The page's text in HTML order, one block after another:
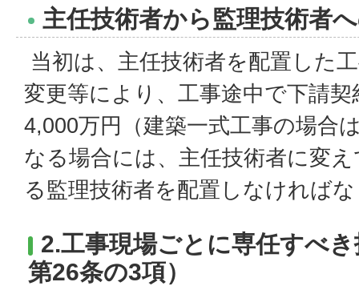
主任技術者から監理技術者
当初は、主任技術者を配置した
変更等により、工事途中で下請
4,000万円（建築一式工事の場合
なる場合には、主任技術者に変
る監理技術者を配置しなければ
2.工事現場ごとに専任すべ
第26条の3項）